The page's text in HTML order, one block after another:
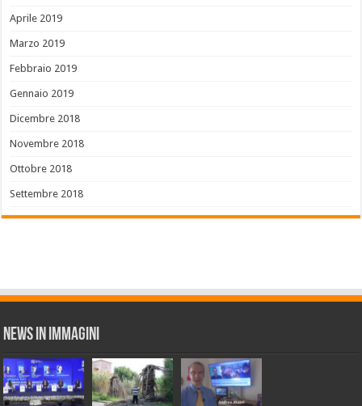
Aprile 2019
Marzo 2019
Febbraio 2019
Gennaio 2019
Dicembre 2018
Novembre 2018
Ottobre 2018
Settembre 2018
News in Immagini